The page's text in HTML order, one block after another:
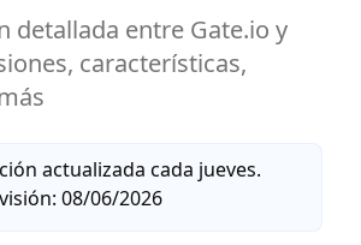
detallada entre Gate.io y
características,
actualizada cada jueves.
08/06/2026